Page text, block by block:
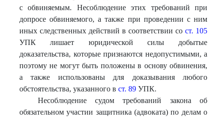
с обвиняемым. Несоблюдение этих требований при
допросе обвиняемого, а также при проведении с ним
иных следственных действий в соответствии со ст. 105
УПК лишает юридической силы добытые
доказательства, которые признаются недопустимыми, а
поэтому не могут быть положены в основу обвинения,
а также использованы для доказывания любого
обстоятельства, указанного в ст. 89 УПК.
Несоблюдение судом требований закона об
обязательном участии защитника (адвоката) по делам о